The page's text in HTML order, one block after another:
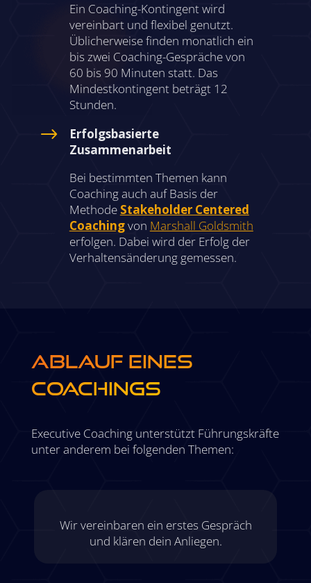
Ein Coaching-Kontingent wird
vereinbart und flexibel genutzt.
Üblicherweise finden monatlich ein
bis zwei Coaching-Gespräche von
60 bis 90 Minuten statt. Das
Mindestkontingent beträgt 12
Stunden.
$
Erfolgsbasierte
Zusammenarbeit
Bei bestimmten Themen kann
Coaching auch auf Basis der
Methode Stakeholder Centered
Coachingvon Marshall Goldsmith
erfolgen. Dabei wird der Erfolg der
Verhaltensänderung gemessen.
ABLAUF EINES
COACHINGS
Executive Coaching unterstützt Führungskräfte
unter anderem bei folgenden Themen:
Wir vereinbaren ein erstes Gespräch
und klären dein Anliegen.